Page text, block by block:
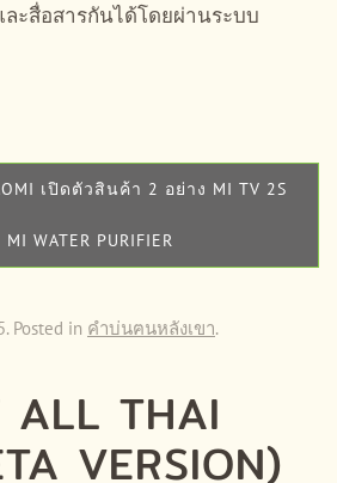
ละสื่อสารกันได้โดยผ่านระบบ
เปิดตัวสินค้า 2 อย่าง MI TV 2S
WATER PURIFIER
. Posted in คำบ่นฅนหลังเขา.
THAI
VERSION)